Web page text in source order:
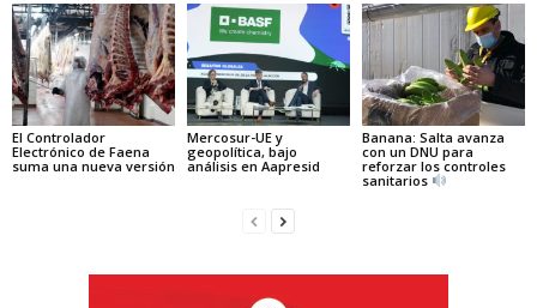
El Controlador
Electrónico de Faena
suma una nueva versión
Mercosur-UE y
geopolítica, bajo
análisis en Aapresid
Banana: Salta avanza
con un DNU para
reforzar los controles
sanitarios